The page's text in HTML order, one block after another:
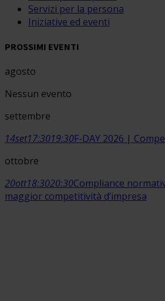
Servizi per la persona
Iniziative ed eventi
PROSSIMI EVENTI
agosto
Nessun evento
settembre
14set17:3019:30F-DAY 2026 |
ottobre
20ott18:3020:30Compliance
maggior competitività d’impresa